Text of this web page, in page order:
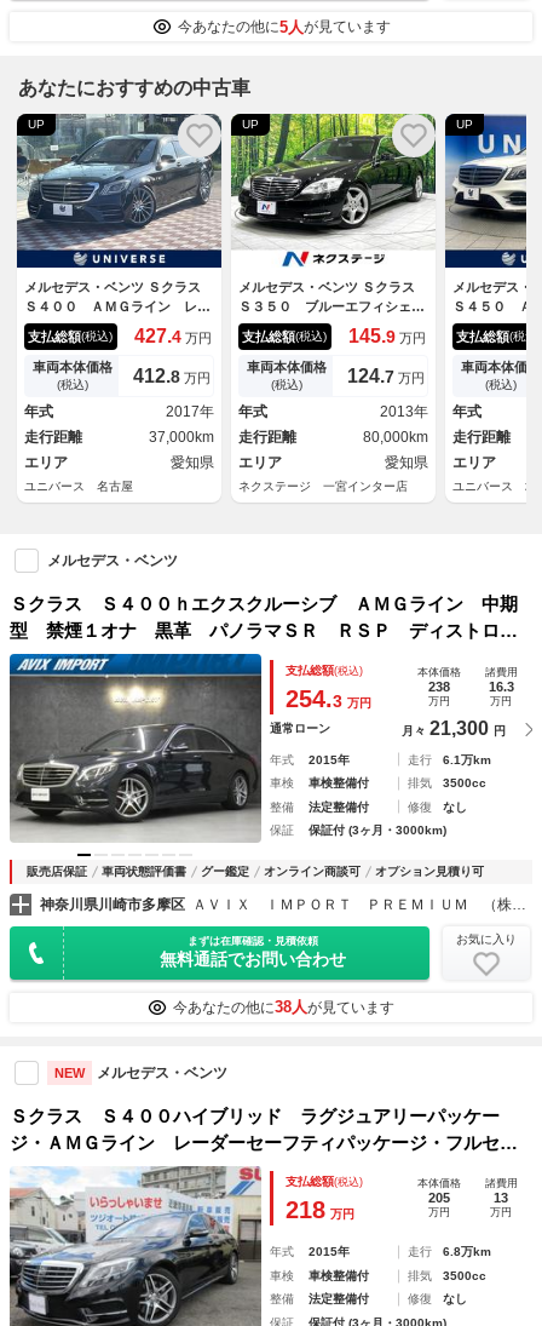
今あなたの他に5人が見ています
あなたにおすすめの中古車
UP
メルセデス・ベンツ Ｓクラス
Ｓ４００ ＡＭＧライン レザ
ーエクスクルーシブＰＫＧ ア
ダプティブクルーズ 純正ナ
ビ ３６０度カメラ シートヒ
ーター パワーシート 電動リ
アゲート ＬＥＤヘッドラン
プ Ｂｌｕｅｔｏｏｔｈ接続
純正２０インチＡＷ ＥＴＣ
禁煙
支払総額(税込) 427.4 万円
車両本体価格
(税込) 412.8 万円
年式
2017年
走行距離
37,000km
エリア
愛知県
ユニバース 名古屋
UP
メルセデス・ベンツ Ｓクラス
Ｓ３５０ ブルーエフィシェン
シー グランドＥＤ 禁煙車
サンルーフ メーカー純正ナ
ビ バックカメラ ＥＴＣ ブ
ラインドアシストセンサー コ
ーナーセンサー プリクラッシ
ュセーフティシステム シート
ヒーター メモリ機能付パワー
シート 黒革シート
支払総額(税込) 145.9 万円
車両本体価格
(税込) 124.7 万円
年式
2013年
走行距離
80,000km
エリア
愛知県
ネクステージ 一宮インター店
UP
メルセデス・
Ｓ４５０ Ａ
Ｇラインプ
ーフ ナッパ
席シートヒ
ベンチレー
シート 全ド
ズ レーダー
囲カメラ 禁
支払総額(税込)
車両本体価格
(税込)
年式
走行距離
エリア
ユニバース 堺
メルセデス・ベンツ
Ｓクラス Ｓ４００ｈエクスクルーシブ ＡＭＧライン 中期
型 禁煙１オナ 黒革 パノラマＳＲ ＲＳＰ ディストロ
ＨＵＤ 全周Ｃ 前席Ｍ付Ｐシート＆ベンチレータ＆マッサー
ジ 前後席シートヒーター ナビＴＶ Ｐトランク ＬＥＤラ
イト １９ＡＷ
支払総額(税込)
254.3 万円
本体価格
238
万円
諸費用
16.3
万円
通常ローン 月々 21,300 円
年式 2015年 走行
6.1万km
車検
車検整備付 排気
3500cc
整備
法定整備付 修復
なし
保証
保証付 (3ヶ月・3000km)
販売店保証 車両状態評価書 グー鑑定 オンライン商談可 オプション見積り可
神奈川県川崎市多摩区 ＡＶＩＸ ＩＭＰＯＲＴ ＰＲＥＭＩＵＭ （株）アビックスコーポレーション
まずは在庫確認・見積依頼
無料通話でお問い合わせ
お気に入り
今あなたの他に38人が見ています
NEW メルセデス・ベンツ
Ｓクラス Ｓ４００ハイブリッド ラグジュアリーパッケー
ジ・ＡＭＧライン レーダーセーフティパッケージ・フルセグ
ナビ・ドラレコ前後・レーダー・レザーシート・ＥＴＣ・シー
トヒーター・クルーズコントロール・パワーバックドア・パド
ルシフト
支払総額(税込)
218 万円
本体価格
205
万円
諸費用
13
万円
年式 2015年 走行
6.8万km
車検
車検整備付 排気
3500cc
整備
法定整備付 修復
なし
保証
保証付 (3ヶ月・3000km)